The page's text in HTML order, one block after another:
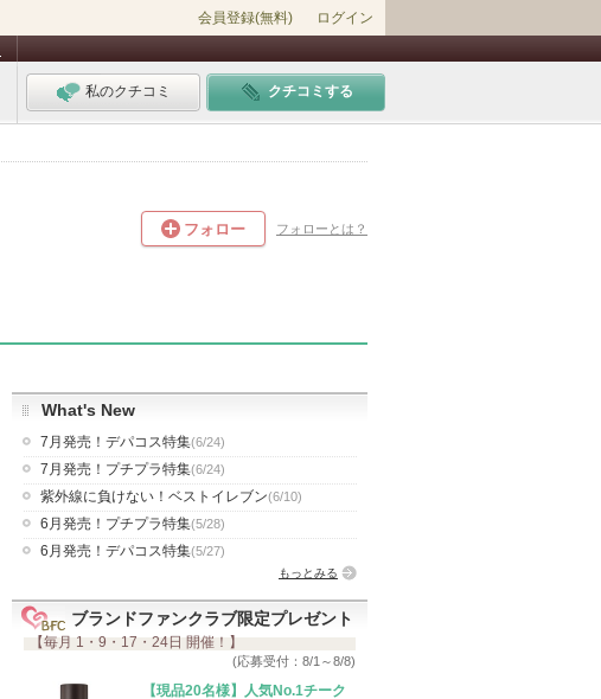
会員登録(無料) ログイン
私のクチコミ クチコミする
フォロー フォローとは？
What's New
7月発売！デパコス特集(6/24)
7月発売！プチプラ特集(6/24)
紫外線に負けない！ベストイレブン(6/10)
6月発売！プチプラ特集(5/28)
6月発売！デパコス特集(5/27)
もっとみる
ブランドファンクラブ限定プレゼント
【毎月 1・9・17・24日 開催！】
(応募受付：8/1～8/8)
【現品20名様】人気No.1チーク